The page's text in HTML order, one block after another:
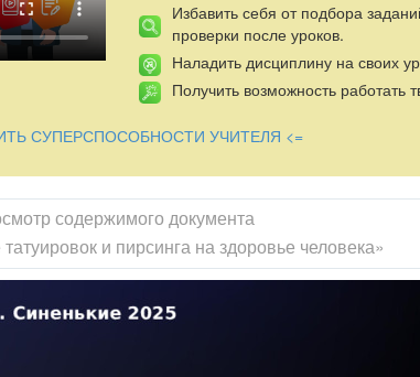
Избавить себя от подбора
проверки после уроков.
Наладить дисциплину на своих
Получить возможность работать
СУПЕРСПОСОБНОСТИ УЧИТЕЛЯ <=
содержимого документа
и пирсинга на здоровье человека»